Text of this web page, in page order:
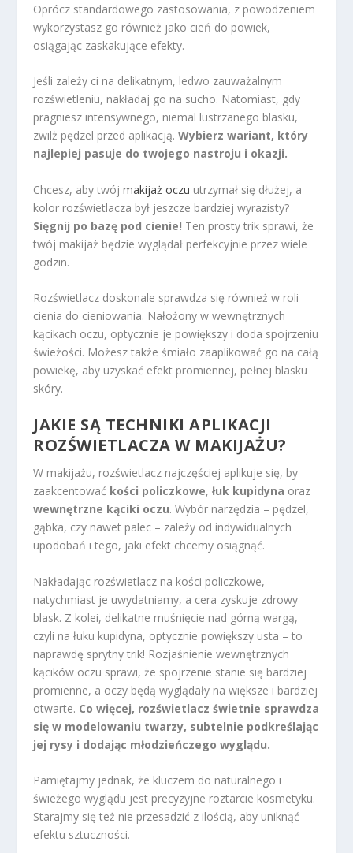
Oprócz standardowego zastosowania, z powodzeniem
wykorzystasz go również jako cień do powiek,
osiągając zaskakujące efekty.
Jeśli zależy ci na delikatnym, ledwo zauważalnym
rozświetleniu, nakładaj go na sucho. Natomiast, gdy
pragniesz intensywnego, niemal lustrzanego blasku,
zwilż pędzel przed aplikacją.Wybierz wariant, który
najlepiej pasuje do twojego nastroju i okazji.
Chcesz, aby twójmakijaż oczu utrzymał się dłużej, a
kolor rozświetlacza był jeszcze bardziej wyrazisty?
Sięgnij po bazę pod cienie! Ten prosty trik sprawi, że
twój makijaż będzie wyglądał perfekcyjnie przez wiele
godzin.
Rozświetlacz doskonale sprawdza się również w roli
cienia do cieniowania. Nałożony w wewnętrznych
kącikach oczu, optycznie je powiększy i doda spojrzeniu
świeżości. Możesz także śmiało zaaplikować go na całą
powiekę, aby uzyskać efekt promiennej, pełnej blasku
skóry.
JAKIE SĄ TECHNIKI APLIKACJI
ROZŚWIETLACZA W MAKIJAŻU?
W makijażu, rozświetlacz najczęściej aplikuje się, by
zaakcentować kości policzkowe,łuk kupidyna oraz
wewnętrzne kąciki oczu. Wybór narzędzia – pędzel,
gąbka, czy nawet palec – zależy od indywidualnych
upodobań i tego, jaki efekt chcemy osiągnąć.
Nakładając rozświetlacz na kości policzkowe,
natychmiast je uwydatniamy, a cera zyskuje zdrowy
blask. Z kolei, delikatne muśnięcie nad górną wargą,
czyli na łuku kupidyna, optycznie powiększy usta – to
naprawdę sprytny trik! Rozjaśnienie wewnętrznych
kącików oczu sprawi, że spojrzenie stanie się bardziej
promienne, a oczy będą wyglądały na większe i bardziej
otwarte. Co więcej, rozświetlacz świetnie sprawdza
się w modelowaniu twarzy, subtelnie podkreślając
jej rysy i dodając młodzieńczego wyglądu.
Pamiętajmy jednak, że kluczem do naturalnego i
świeżego wyglądu jest precyzyjne roztarcie kosmetyku.
Starajmy się też nie przesadzić z ilością, aby uniknąć
efektu sztuczności.